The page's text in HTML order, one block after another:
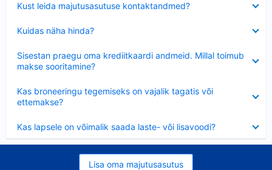
Kust leida majutusasutuse kontaktandmed?
Kuidas näha hinda?
Sisestan praegu oma krediitkaardi andmeid. Millal toimub
makse sooritamine?
Kas broneeringu tegemiseks on vajalik tagatis või
ettemakse?
Kas lapsele on võimalik saada laste- või lisavoodi?
Lisa oma majutusasutus